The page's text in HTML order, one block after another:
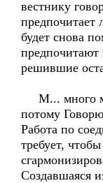
вестнику
предпочитает
будет снова
решившие
М... много
потому
Работа по
требует,
Создавшаяся